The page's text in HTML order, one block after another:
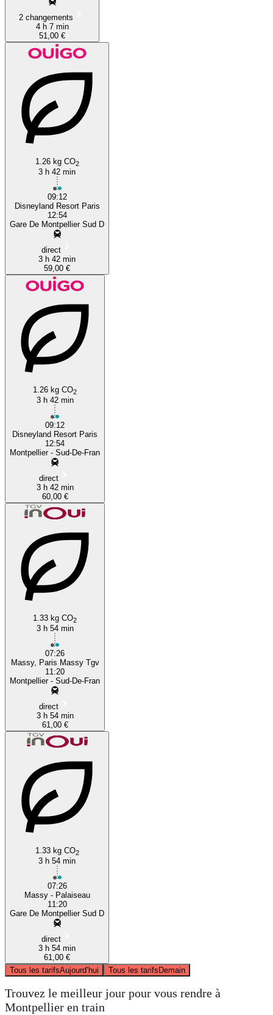
2 changements
4 h 7 min
51,00 €
1.26 kg CO2
3 h 42 min
09:12
Disneyland Resort Paris
12:54
Gare De Montpellier Sud D
direct
3 h 42 min
59,00 €
1.26 kg CO2
3 h 42 min
09:12
Disneyland Resort Paris
12:54
Montpellier - Sud-De-Fran
direct
3 h 42 min
60,00 €
1.33 kg CO2
3 h 54 min
07:26
Massy, Paris Massy Tgv
11:20
Montpellier - Sud-De-Fran
direct
3 h 54 min
61,00 €
1.33 kg CO2
3 h 54 min
07:26
Massy - Palaiseau
11:20
Gare De Montpellier Sud D
direct
3 h 54 min
61,00 €
Tous les tarifsAujourd’hui Tous les tarifsDemain
Trouvez le meilleur jour pour vous rendre à
Montpellier en train